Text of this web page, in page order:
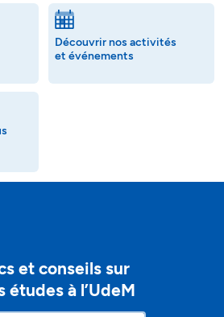
Découvrir nos activités
et événements
et conseils sur
études à l’UdeM